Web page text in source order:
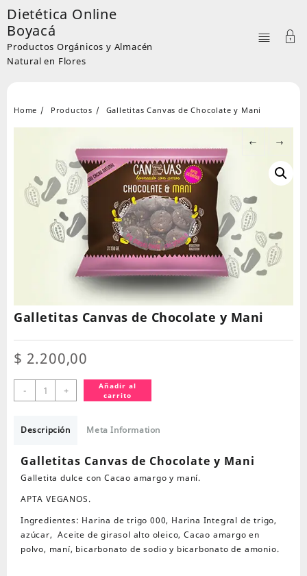
Skip
to
content
Dietética Online
Boyacá
Productos Orgánicos y Almacén
Natural en Flores
Home Productos Galletitas Canvas de Chocolate y Mani
← →
Galletitas Canvas de Chocolate y Mani
$ 2.200,00
-
Galletitas
Canvas
Chocolate
Mani
cantidad
+
Añadir al
carrito
Descripción Meta Information
Galletitas Canvas de Chocolate y Mani
Galletita dulce con Cacao amargo y maní.
APTA VEGANOS.
Ingredientes: Harina de trigo 000, Harina Integral de trigo,
azúcar, Aceite de girasol alto oleico, Cacao amargo en
polvo, maní, bicarbonato de sodio y bicarbonato de amonio.